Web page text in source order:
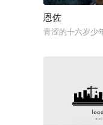
恩佐
青涩的十六岁少